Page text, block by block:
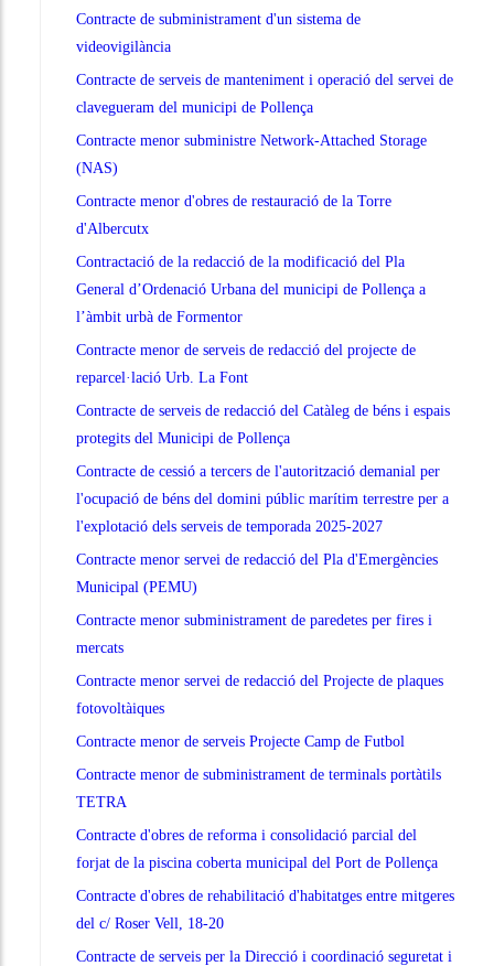
Contracte de subministrament d'un sistema de
videovigilància
Contracte de serveis de manteniment i operació del servei de
clavegueram del municipi de Pollença
Contracte menor subministre Network-Attached Storage
(NAS)
Contracte menor d'obres de restauració de la Torre
d'Albercutx
Contractació de la redacció de la modificació del Pla
General d’Ordenació Urbana del municipi de Pollença a
l’àmbit urbà de Formentor
Contracte menor de serveis de redacció del projecte de
reparcel·lació Urb. La Font
Contracte de serveis de redacció del Catàleg de béns i espais
protegits del Municipi de Pollença
Contracte de cessió a tercers de l'autorització demanial per
l'ocupació de béns del domini públic marítim terrestre per a
l'explotació dels serveis de temporada 2025-2027
Contracte menor servei de redacció del Pla d'Emergències
Municipal (PEMU)
Contracte menor subministrament de paredetes per fires i
mercats
Contracte menor servei de redacció del Projecte de plaques
fotovoltàiques
Contracte menor de serveis Projecte Camp de Futbol
Contracte menor de subministrament de terminals portàtils
TETRA
Contracte d'obres de reforma i consolidació parcial del
forjat de la piscina coberta municipal del Port de Pollença
Contracte d'obres de rehabilitació d'habitatges entre mitgeres
del c/ Roser Vell, 18-20
Contracte de serveis per la Direcció i coordinació seguretat i